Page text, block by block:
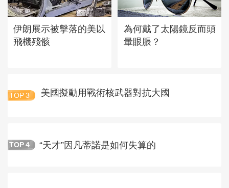
伊朗展示被擊落的美以
飛機殘骸
為何戴了太陽鏡反而頭
暈眼脹？
TOP 3 美國擬動用戰術核武器對抗大國
TOP 4 “天才”因凡蒂諾是如何失算的